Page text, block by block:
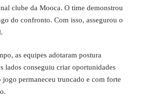
clube da Mooca. O time demonstrou
do confronto. Com isso, assegurou o
as equipes adotaram postura
lados conseguiu criar oportunidades
jogo permaneceu truncado e com forte